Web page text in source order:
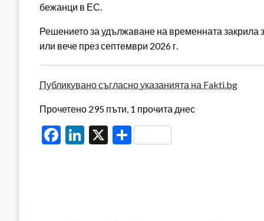
бежанци в ЕС.
Решението за удължаване на временната закрила
или вече през септември 2026 г.
Публикувано съгласно указанията на Fakti.bg
Прочетено 295 пъти, 1 прочита днес
Facebook
LinkedIn
X Share